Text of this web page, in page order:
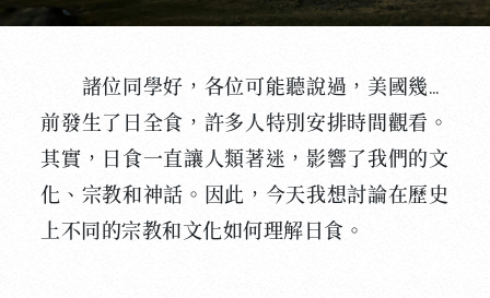
諸位同學好，各位可能聽說過，美國幾天
前發生了日全食，許多人特別安排時間觀看。
其實，日食一直讓人類著迷，影響了我們的文
化、宗教和神話。因此，今天我想討論在歷史
上不同的宗教和文化如何理解日食。